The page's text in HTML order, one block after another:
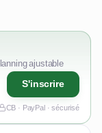
ajustable
S'inscrire
CB · PayPal · sécurisé